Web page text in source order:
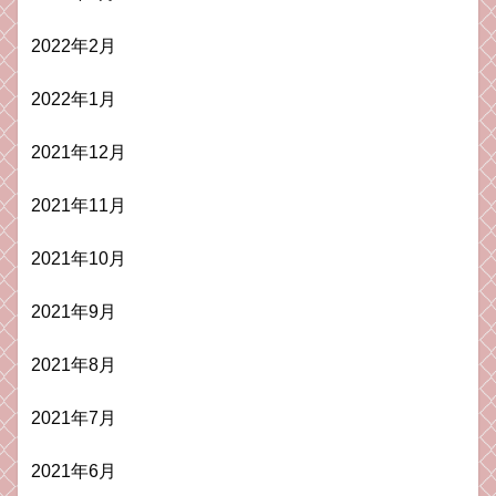
2022年2月
2022年1月
2021年12月
2021年11月
2021年10月
2021年9月
2021年8月
2021年7月
2021年6月